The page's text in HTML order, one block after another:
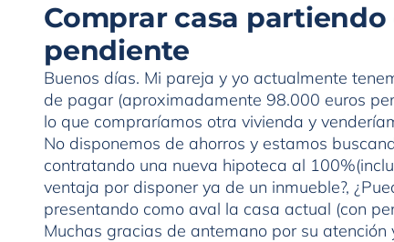
Comprar casa
pendiente
Buenos días. Mi pareja y yo actualmente
de pagar (aproximadamente 98.000 euros
lo que compraríamos otra vivienda y
No disponemos de ahorros y estamos
contratando una nueva hipoteca al
ventaja por disponer ya de un inmueble?,
presentando como aval la casa actual (con
Muchas gracias de antemano por su atención